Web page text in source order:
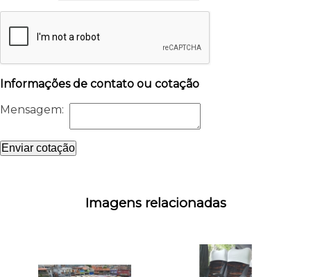
Informações de contato ou cotação
Mensagem:
Enviar cotação
Imagens relacionadas